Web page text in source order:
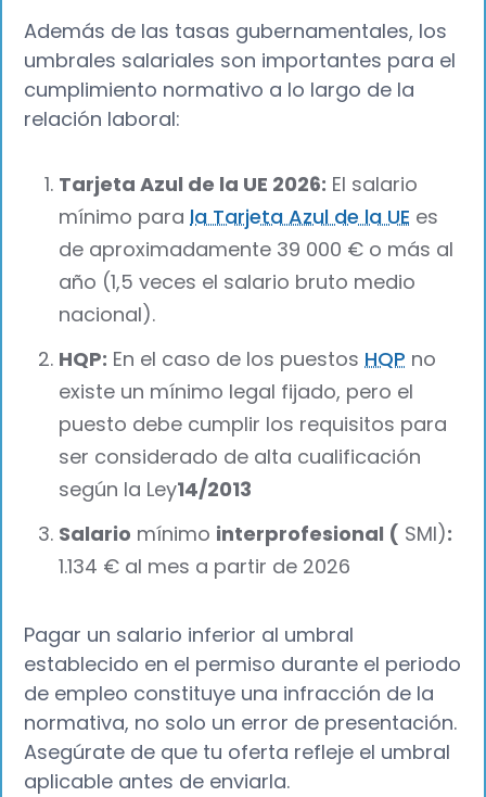
Además de las tasas gubernamentales, los
umbrales salariales son importantes para el
cumplimiento normativo a lo largo de la
relación laboral:
Tarjeta Azul de la UE 2026: El salario
mínimo para la Tarjeta Azul de la UE es
de aproximadamente 39 000 € o más al
año (1,5 veces el salario bruto medio
nacional).
HQP: En el caso de los puestos HQP no
existe un mínimo legal fijado, pero el
puesto debe cumplir los requisitos para
ser considerado de alta cualificación
según la Ley14/2013‍
Salario mínimo interprofesional ( SMI):
1.134 € al mes a partir de 2026
Pagar un salario inferior al umbral
establecido en el permiso durante el periodo
de empleo constituye una infracción de la
normativa, no solo un error de presentación.
Asegúrate de que tu oferta refleje el umbral
aplicable antes de enviarla.